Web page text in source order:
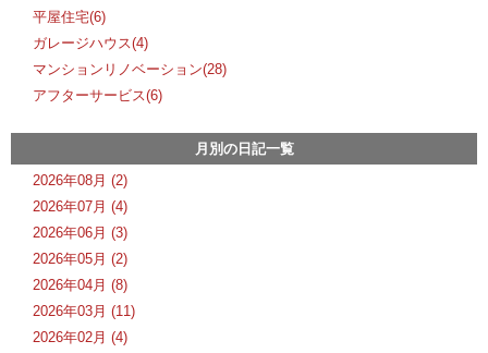
平屋住宅(6)
ガレージハウス(4)
マンションリノベーション(28)
アフターサービス(6)
月別の日記一覧
2026年08月 (2)
2026年07月 (4)
2026年06月 (3)
2026年05月 (2)
2026年04月 (8)
2026年03月 (11)
2026年02月 (4)